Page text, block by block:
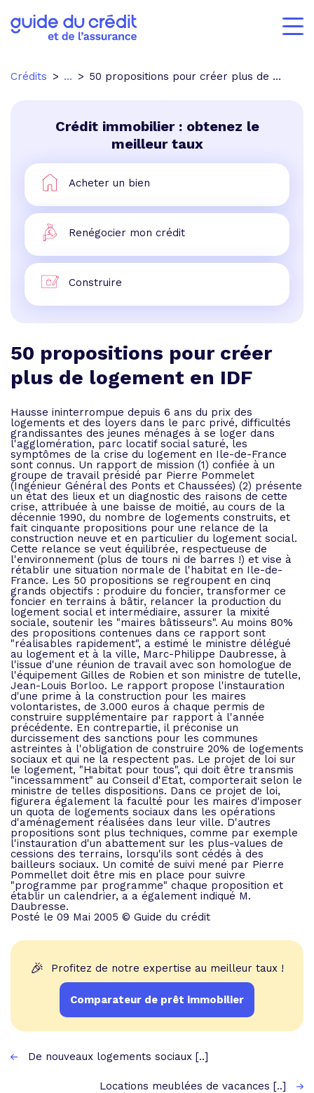
Crédits ... 50 propositions pour créer plus de logement en IDF
Crédit immobilier : obtenez le
meilleur taux
Acheter un bien
Renégocier mon crédit
Construire
50 propositions pour créer
plus de logement en IDF
Hausse ininterrompue depuis 6 ans du prix des
logements et des loyers dans le parc privé, difficultés
grandissantes des jeunes ménages à se loger dans
l'agglomération, parc locatif social saturé, les
symptômes de la crise du logement en Ile-de-France
sont connus. Un rapport de mission (1) confiée à un
groupe de travail présidé par Pierre Pommelet
(Ingénieur Général des Ponts et Chaussées) (2) présente
un état des lieux et un diagnostic des raisons de cette
crise, attribuée à une baisse de moitié, au cours de la
décennie 1990, du nombre de logements construits, et
fait cinquante propositions pour une relance de la
construction neuve et en particulier du logement social.
Cette relance se veut équilibrée, respectueuse de
l'environnement (plus de tours ni de barres !) et vise à
rétablir une situation normale de l'habitat en Ile-de-
France. Les 50 propositions se regroupent en cinq
grands objectifs : produire du foncier, transformer ce
foncier en terrains à bâtir, relancer la production du
logement social et intermédiaire, assurer la mixité
sociale, soutenir les "maires bâtisseurs". Au moins 80%
des propositions contenues dans ce rapport sont
"réalisables rapidement", a estimé le ministre délégué
au logement et à la ville, Marc-Philippe Daubresse, à
l'issue d'une réunion de travail avec son homologue de
l'équipement Gilles de Robien et son ministre de tutelle,
Jean-Louis Borloo. Le rapport propose l'instauration
d'une prime à la construction pour les maires
volontaristes, de 3.000 euros à chaque permis de
construire supplémentaire par rapport à l'année
précédente. En contrepartie, il préconise un
durcissement des sanctions pour les communes
astreintes à l'obligation de construire 20% de logements
sociaux et qui ne la respectent pas. Le projet de loi sur
le logement, "Habitat pour tous", qui doit être transmis
"incessamment" au Conseil d'Etat, comporterait selon le
ministre de telles dispositions. Dans ce projet de loi,
figurera également la faculté pour les maires d'imposer
un quota de logements sociaux dans les opérations
d'aménagement réalisées dans leur ville. D'autres
propositions sont plus techniques, comme par exemple
l'instauration d'un abattement sur les plus-values de
cessions des terrains, lorsqu'ils sont cédés à des
bailleurs sociaux. Un comité de suivi mené par Pierre
Pommellet doit être mis en place pour suivre
"programme par programme" chaque proposition et
établir un calendrier, a a également indiqué M.
Daubresse.
Posté le 09 Mai 2005 © Guide du crédit
🎉 Profitez de notre expertise au meilleur taux !
Comparateur de prêt immobilier
De nouveaux logements sociaux [..]
Locations meublées de vacances [..]